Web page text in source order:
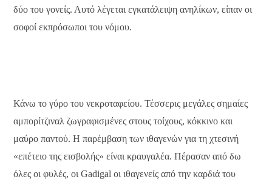
δύο του γονείς. Αυτό λέγεται εγκατάλειψη ανηλίκων, είπαν οι
σοφοί εκπρόσωποι του νόμου.
Κάνω το γύρο του νεκροταφείου. Τέσσερις μεγάλες σημαίες
αμπορίτζιναλ ζωγραφισμένες στους τοίχους, κόκκινο και
μαύρο παντού. Η παρέμβαση των ιθαγενών για τη χτεσινή
«επέτειο της εισβολής» είναι κραυγαλέα. Πέρασαν από δω
όλες οι φυλές, οι Gadigal οι ιθαγενείς από την καρδιά του